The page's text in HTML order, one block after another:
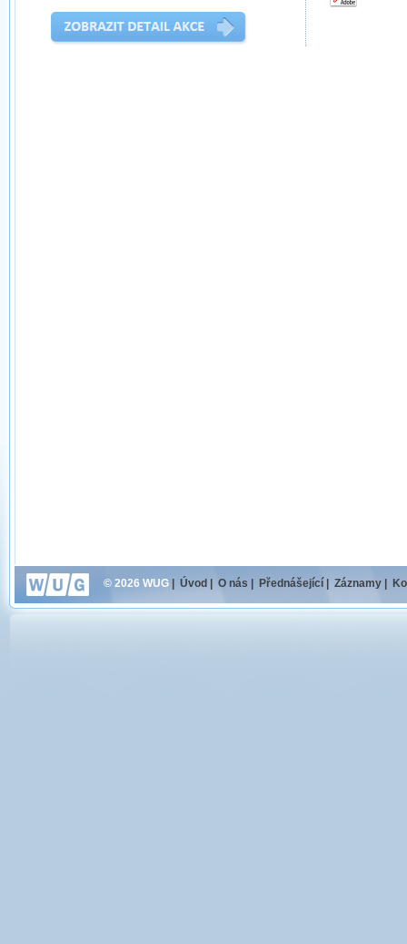
Velmi staré záznamy máme historicky uložené
ve formátu, který není vhodný pro stahování,
© 2026 WUG Úvod O nás Přednášející Záznamy